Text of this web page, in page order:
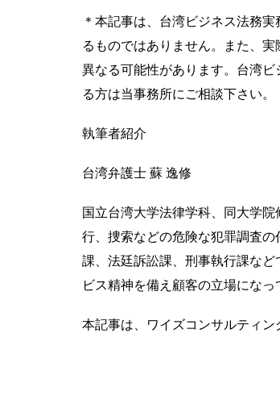
＊本記事は、台湾ビジネス法務
るものではありません。また、
異なる可能性があります。台湾
る方は当事務所にご相談下さい。
執筆者紹介
台湾弁護士 蘇 逸修
国立台湾大学法律学科、同大学
行、捜索などの危険な犯罪調査
課、法廷訴訟課、刑事執行課な
ビス精神を備え顧客の立場にな
本記事は、ワイズコンサルティン